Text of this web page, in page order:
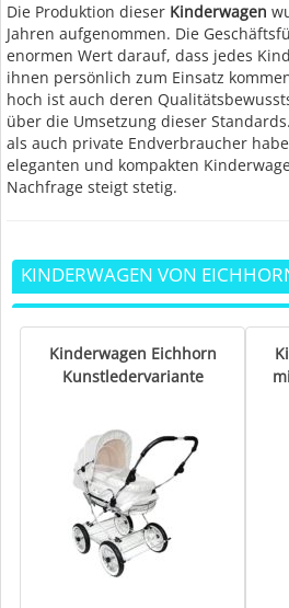
Die Produktion dieser Kinderwagen
Jahren aufgenommen. Die
enormen Wert darauf, dass jedes
ihnen persönlich zum Einsatz
hoch ist auch deren
über die Umsetzung dieser
als auch private Endverbraucher
eleganten und kompakten
Nachfrage steigt stetig.
KINDERWAGEN VON
Kinderwagen Eichhorn
Kunstledervariante